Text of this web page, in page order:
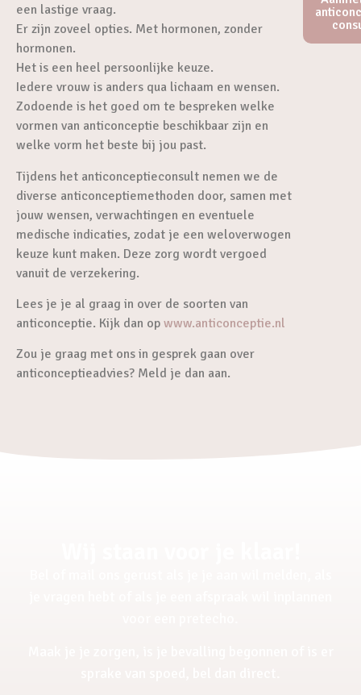
een lastige vraag.
Er zijn zoveel opties. Met hormonen, zonder
hormonen.
Het is een heel persoonlijke keuze.
Iedere vrouw is anders qua lichaam en wensen.
Zodoende is het goed om te bespreken welke
vormen van anticonceptie beschikbaar zijn en
welke vorm het beste bij jou past.
Tijdens het anticonceptieconsult nemen we de
diverse anticonceptiemethoden door, samen met
jouw wensen, verwachtingen en eventuele
medische indicaties, zodat je een weloverwogen
keuze kunt maken. Deze zorg wordt vergoed
vanuit de verzekering.
Lees je je al graag in over de soorten van
anticonceptie. Kijk dan op www.anticonceptie.nl
Zou je graag met ons in gesprek gaan over
anticonceptieadvies? Meld je dan aan.